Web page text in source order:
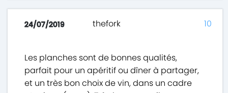
24/07/2019 thefork
Les planches sont de bonnes qualités,
parfait pour un apéritif ou dîner à partager,
et un très bon choix de vin, dans un cadre
10